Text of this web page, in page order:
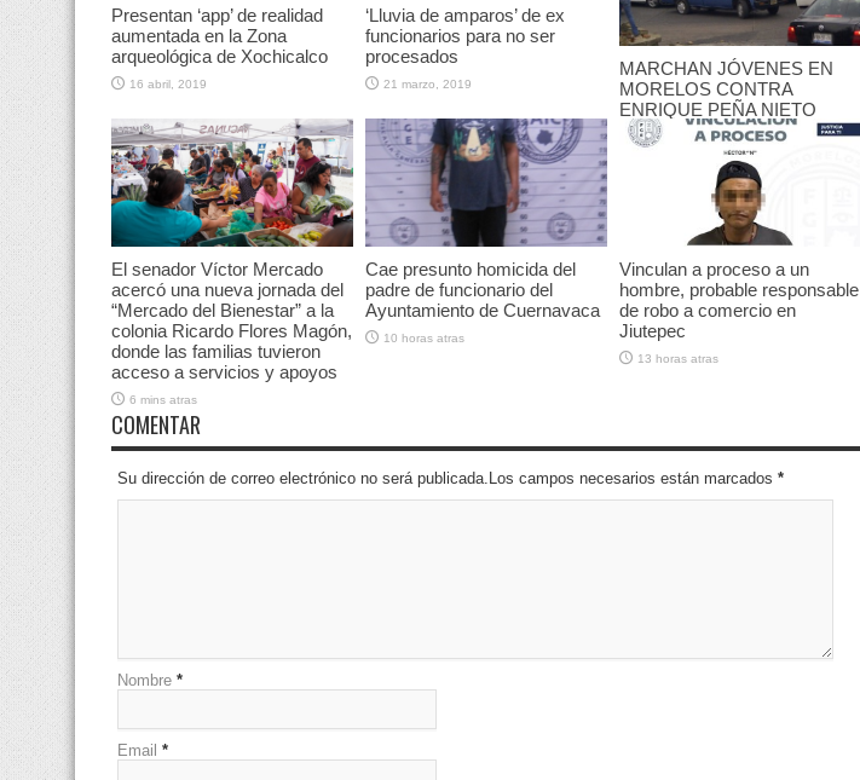
Presentan ‘app’ de realidad
aumentada en la Zona
arqueológica de Xochicalco
16 abril, 2019
‘Lluvia de amparos’ de ex
funcionarios para no ser
procesados
21 marzo, 2019
MARCHAN JÓVENES EN
MORELOS CONTRA
ENRIQUE PEÑA NIETO
25 mayo, 2012
El senador Víctor Mercado
acercó una nueva jornada del
“Mercado del Bienestar” a la
colonia Ricardo Flores Magón,
donde las familias tuvieron
acceso a servicios y apoyos
6 mins atras
Cae presunto homicida del
padre de funcionario del
Ayuntamiento de Cuernavaca
10 horas atras
Vinculan a proceso a un
hombre, probable responsable
de robo a comercio en
Jiutepec
13 horas atras
COMENTAR
Su dirección de correo electrónico no será publicada.Los campos necesarios están marcados *
Nombre *
Email *